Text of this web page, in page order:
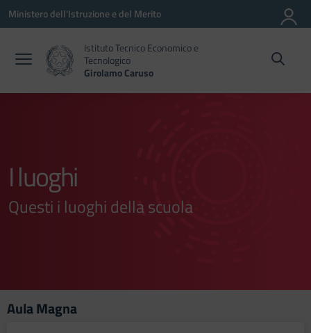
Vai ai contenuti
Vai al menu di navigazione
Vai al footer
Ministero dell'Istruzione e del Merito
Istituto Tecnico Economico e
Tecnologico
Girolamo Caruso
I luoghi
Questi i luoghi della scuola
Aula Magna